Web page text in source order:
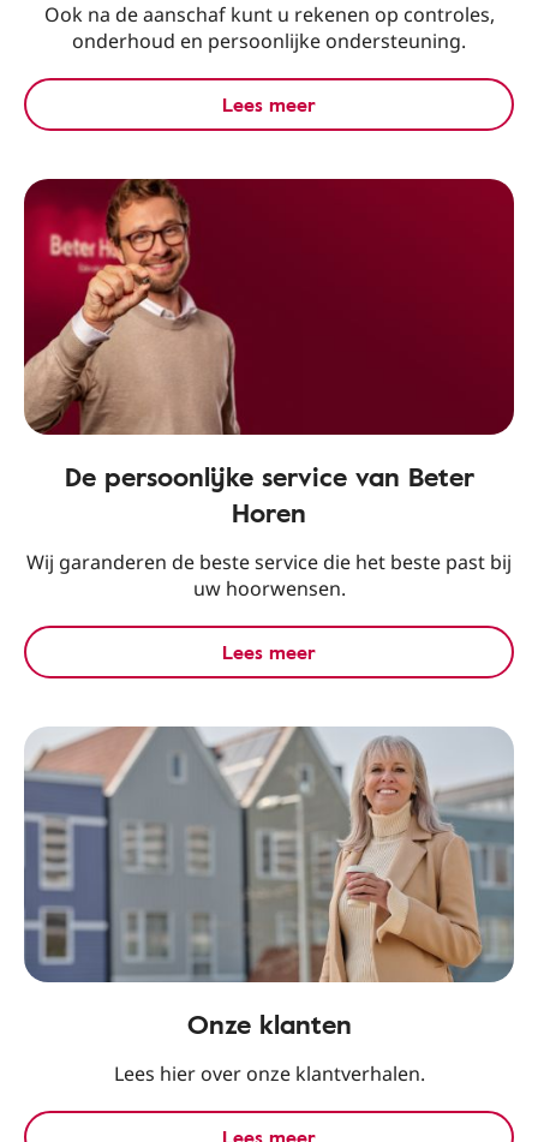
Ook na de aanschaf kunt u rekenen op controles,
onderhoud en persoonlijke ondersteuning.
Lees meer
De persoonlijke service van Beter
Horen
Wij garanderen de beste service die het beste past bij
uw hoorwensen.
Lees meer
Onze klanten
Lees hier over onze klantverhalen.